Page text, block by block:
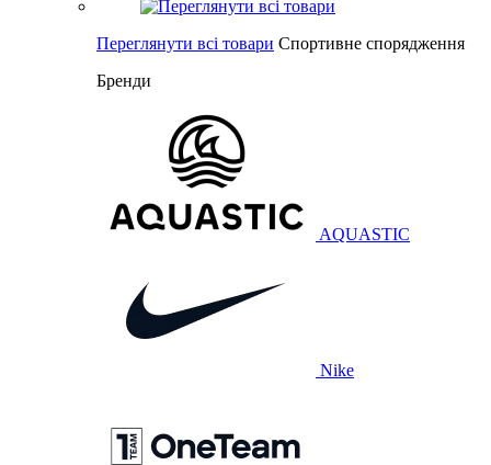
Переглянути всі товари Спортивне спорядження
Бренди
AQUASTIC
Nike